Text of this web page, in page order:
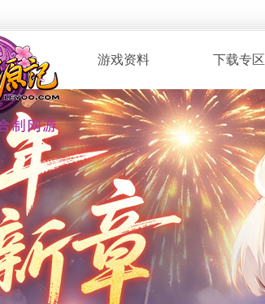
下载专区
游戏资料
· 录像下载
· 游戏音乐
· 玩家翻唱
· 新手指南
· 资料攻略
· 召唤兽图鉴